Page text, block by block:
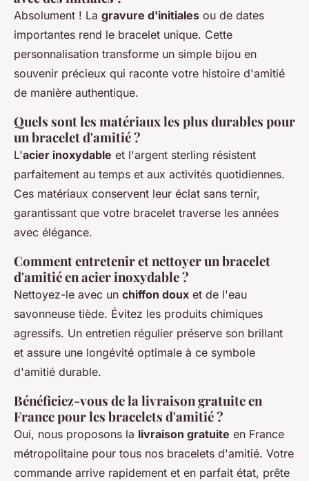
Absolument ! La gravure d'initiales ou de dates
importantes rend le bracelet unique. Cette
personnalisation transforme un simple bijou en
souvenir précieux qui raconte votre histoire d'amitié
de manière authentique.
Quels sont les matériaux les plus durables pour
un bracelet d'amitié ?
L'acier inoxydable et l'argent sterling résistent
parfaitement au temps et aux activités quotidiennes.
Ces matériaux conservent leur éclat sans ternir,
garantissant que votre bracelet traverse les années
avec élégance.
Comment entretenir et nettoyer un bracelet
d'amitié en acier inoxydable ?
Nettoyez-le avec un chiffon doux et de l'eau
savonneuse tiède. Évitez les produits chimiques
agressifs. Un entretien régulier préserve son brillant
et assure une longévité optimale à ce symbole
d'amitié durable.
Bénéficiez-vous de la livraison gratuite en
France pour les bracelets d'amitié ?
Oui, nous proposons la livraison gratuite en France
métropolitaine pour tous nos bracelets d'amitié. Votre
commande arrive rapidement et en parfait état, prête